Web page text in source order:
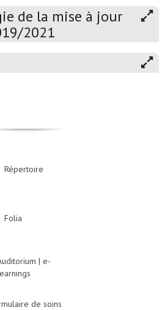
de la mise à jour
2021
Répertoire
Folia
| e-
de soins